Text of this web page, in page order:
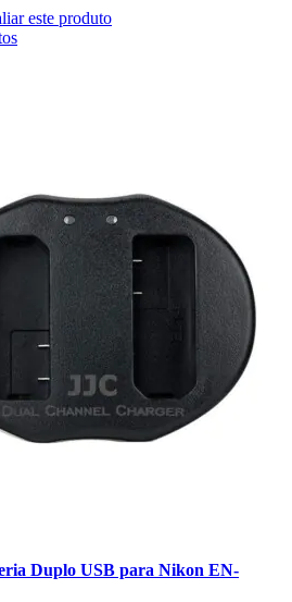
este produto
Duplo USB para Nikon EN-